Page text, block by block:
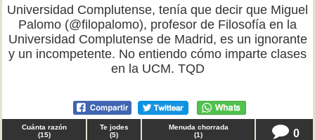
Universidad Complutense, tenía que decir que Miguel
Palomo (@filopalomo), profesor de Filosofía en la
Universidad Complutense de Madrid, es un ignorante
y un incompetente. No entiendo cómo imparte clases
en la UCM. TQD
Cuánta razón
(15)
Te jodes
(5)
Menuda chorrada
(1) 0